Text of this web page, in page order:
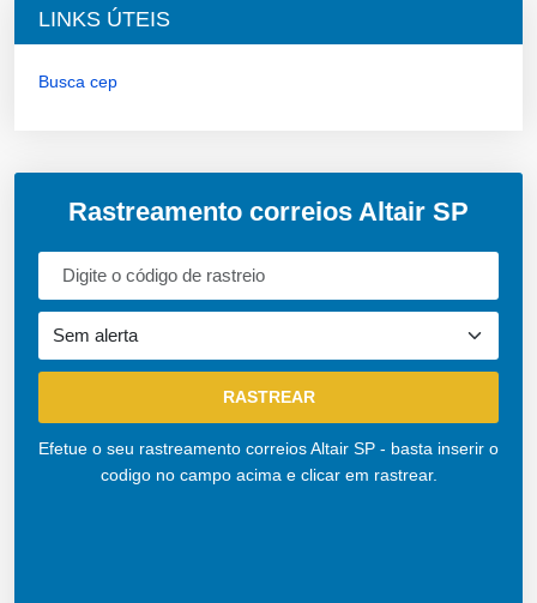
LINKS ÚTEIS
Busca cep
Rastreamento correios Altair SP
Efetue o seu rastreamento correios Altair SP - basta inserir o
codigo no campo acima e clicar em rastrear.